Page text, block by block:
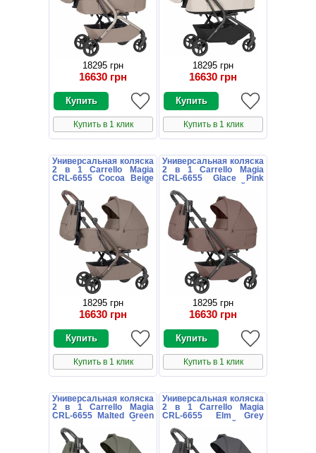
18295 грн
16630 грн
Купить в 1 клик
18295 грн
16630 грн
Купить в 1 клик
Универсальная коляска
2 в 1 Carrello Magia
CRL-6655 Cocoa Beige
коричневая с сумочкой
18295 грн
16630 грн
Купить в 1 клик
Универсальная коляска
2 в 1 Carrello Magia
CRL-6655 Glace Pink
розовая с сумочкой
18295 грн
16630 грн
Купить в 1 клик
Универсальная коляска
2 в 1 Carrello Magia
CRL-6655 Malted Green
зеленая с сумочкой
Универсальная коляска
2 в 1 Carrello Magia
CRL-6655 Elm Grey
серая с сумочкой